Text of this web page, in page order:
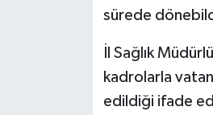
sürede
İl Sağlık
kadrolarla
edildiği ifade